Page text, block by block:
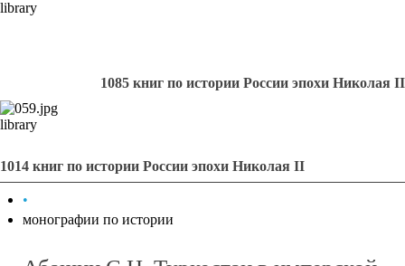
library
1085 книг по истории России эпохи Николая II
library
1014 книг по истории России эпохи Николая II
•
монографии по истории